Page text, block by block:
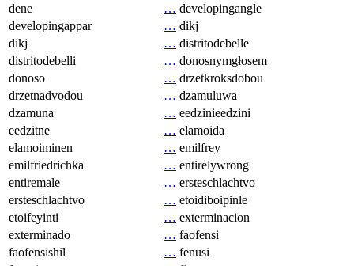
dene
… developingangle
developingappar
… dikj
dikj
… distritodebelle
distritodebelli
… donosnymgłosem
donoso
… drzetkroksdobou
drzetnadvodou
… dzamuluwa
dzamuna
… eedzinieedzini
eedzitne
… elamoida
elamoiminen
… emilfrey
emilfriedrichka
… entirelywrong
entiremale
… ersteschlachtvo
ersteschlachtvo
… etoidiboipinle
etoifeyinti
… exterminacion
exterminado
… faofensi
faofensishil
… fenusi